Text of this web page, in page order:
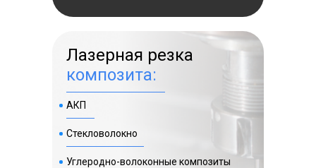
Лазерная резка
композита:
АКП
Углеродно-волоконные композиты
Стекловолокно